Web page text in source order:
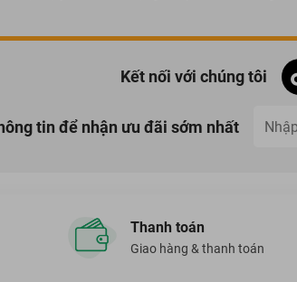
Kết nối với chúng tôi
tin để nhận ưu đãi sớm nhất
Thanh toán
Giao hàng & thanh toán